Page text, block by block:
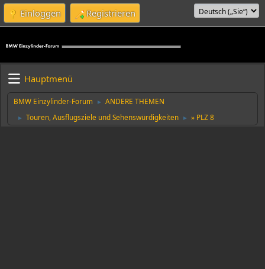
Einloggen Registrieren
Hauptmenü
BMW Einzylinder-Forum ► ANDERE THEMEN
► Touren, Ausflugsziele und Sehenswürdigkeiten ► » PLZ 8